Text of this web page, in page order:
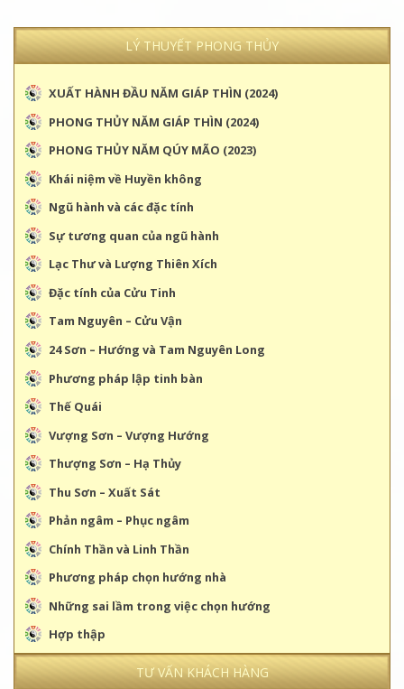
LÝ THUYẾT PHONG THỦY
XUẤT HÀNH ĐẦU NĂM GIÁP THÌN (2024)
PHONG THỦY NĂM GIÁP THÌN (2024)
PHONG THỦY NĂM QÚY MÃO (2023)
Khái niệm về Huyền không
Ngũ hành và các đặc tính
Sự tương quan của ngũ hành
Lạc Thư và Lượng Thiên Xích
Đặc tính của Cửu Tinh
Tam Nguyên – Cửu Vận
24 Sơn – Hướng và Tam Nguyên Long
Phương pháp lập tinh bàn
Thế Quái
Vượng Sơn – Vượng Hướng
Thượng Sơn – Hạ Thủy
Thu Sơn – Xuất Sát
Phản ngâm – Phục ngâm
Chính Thần và Linh Thần
Phương pháp chọn hướng nhà
Những sai lầm trong việc chọn hướng
Hợp thập
TƯ VẤN KHÁCH HÀNG